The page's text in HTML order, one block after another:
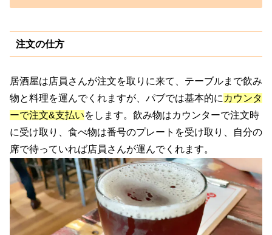
注文の仕方
居酒屋は店員さんが注文を取りに来て、テーブルまで飲み
物と料理を運んでくれますが、パブでは基本的に カウンタ
ーで注文&支払いをします。飲み物はカウンターで注文時
に受け取り、食べ物は番号のプレートを受け取り、自分の
席で待っていれば店員さんが運んでくれます。